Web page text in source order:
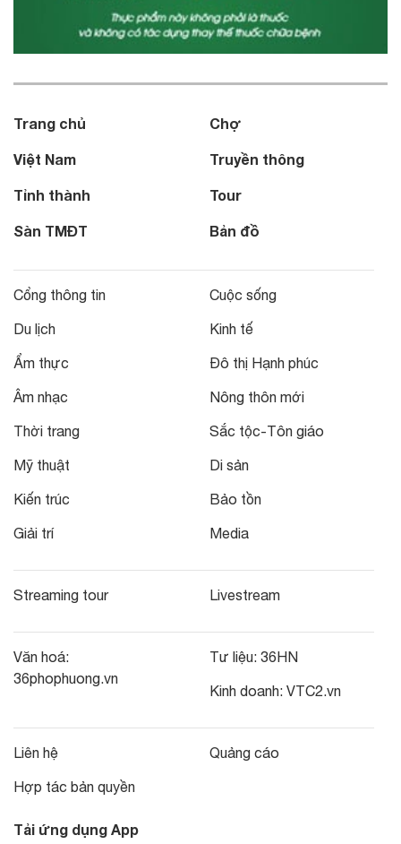
Trang chủ
Việt Nam
Tỉnh thành
Sàn TMĐT
Chợ
Truyền thông
Tour
Bản đồ
Cổng thông tin
Du lịch
Ẩm thực
Âm nhạc
Thời trang
Mỹ thuật
Kiến trúc
Giải trí
Cuộc sống
Kinh tế
Đô thị Hạnh phúc
Nông thôn mới
Sắc tộc-Tôn giáo
Di sản
Bảo tồn
Media
Streaming tour Livestream
Văn hoá:
36phophuong.vn
Tư liệu: 36HN
Kinh doanh: VTC2.vn
Liên hệ
Hợp tác bản quyền
Quảng cáo
Tải ứng dụng App